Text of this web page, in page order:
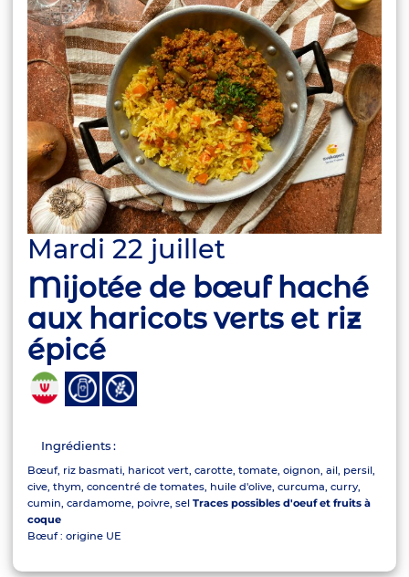
Mardi 22 juillet
Mijotée de bœuf haché
aux haricots verts et riz
épicé
Ingrédients :
Bœuf, riz basmati, haricot vert, carotte, tomate, oignon, ail, persil,
cive, thym, concentré de tomates, huile d'olive, curcuma, curry,
cumin, cardamome, poivre, selTraces possibles d'oeuf et fruits à
coque
Bœuf : origine UE